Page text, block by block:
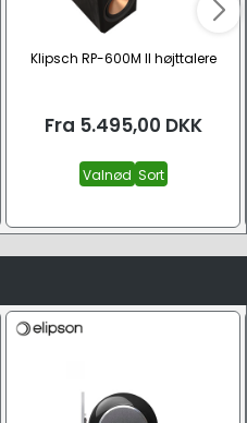
Klipsch RP-600M II højttalere
Fra 5.495,00 DKK
Valnød Sort